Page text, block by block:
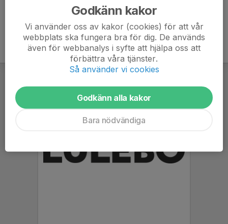
Godkänn kakor
Vi använder oss av kakor (cookies) för att vår
webbplats ska fungera bra för dig. De används
även för webbanalys i syfte att hjälpa oss att
förbättra våra tjänster.
Så använder vi cookies
Godkänn alla kakor
Bara nödvändiga